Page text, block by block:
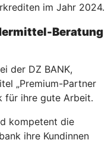
im Jahr 2024.
Beratung
der DZ BANK,
„Premium-Partner
für ihre gute Arbeit.
kompetent die
ihre Kundinnen